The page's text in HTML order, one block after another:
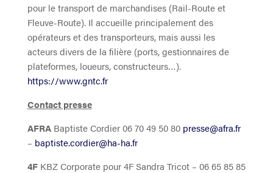
pour le transport de marchandises (Rail-Route et
Fleuve-Route). Il accueille principalement des
opérateurs et des transporteurs, mais aussi les
acteurs divers de la filière (ports, gestionnaires de
plateformes, loueurs, constructeurs…).
https://www.gntc.fr
Contact presse
AFRABaptiste Cordier 06 70 49 50 80 presse@afra.fr
– baptiste.cordier@ha-ha.fr
4FKBZ Corporate pour 4F Sandra Tricot – 06 65 85 85